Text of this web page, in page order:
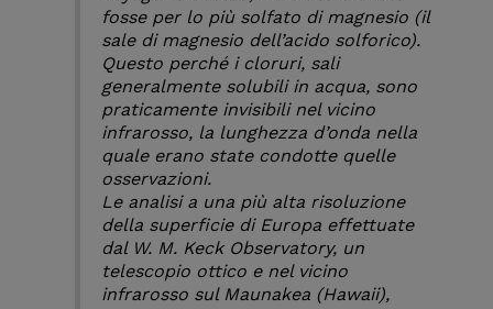
fosse per lo più solfato di magnesio (il
sale di magnesio dell’acido solforico).
Questo perché i cloruri, sali
generalmente solubili in acqua, sono
praticamente invisibili nel vicino
infrarosso, la lunghezza d’onda nella
quale erano state condotte quelle
osservazioni.
Le analisi a una più alta risoluzione
della superficie di Europa effettuate
dal W. M. Keck Observatory, un
telescopio ottico e nel vicino
infrarosso sul Maunakea (Hawaii),